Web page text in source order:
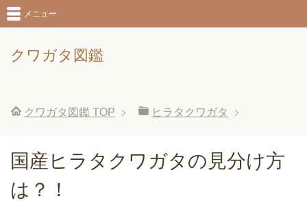
クワガタ図鑑
メニュー
クワガタ図鑑 TOP ヒラタクワガタ
国産ヒラタクワガタの見分け方
は？！